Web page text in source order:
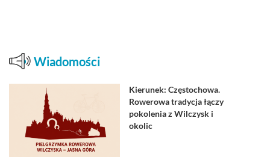
Wiadomości
Kierunek: Częstochowa.
Rowerowa tradycja łączy
pokolenia z Wilczysk i
okolic